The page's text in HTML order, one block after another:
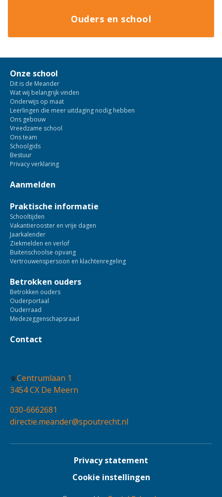
Ouders en school
Onze school
Dit is de Meander
Wat wij belangrijk vinden
Onderwijs op maat
Leerlingen die meer uitdaging nodig hebben
Ons gebouw
Vreedzame school
Ons team
Schoolgids
Bestuur
Privacy verklaring
Aanmelden
Praktische informatie
Schooltijden
Vakantierooster en vrije dagen
Jaarkalender
Ziekmelden en verlof
Buitenschoolse opvang
Vertrouwenspersoon en klachtenregeling
Betrokken ouders
Betrokken ouders
Ouderportaal
Ouderraad
Medezeggenschapsraad
Contact
Centrumlaan 1
3454 CX De Meern
030-6662681
directie.meander@spoutrecht.nl
Privacy statement
Cookie instellingen